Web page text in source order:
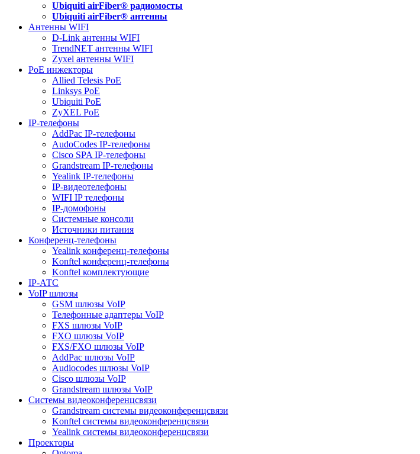
Ubiquiti airFiber® радиомосты
Ubiquiti airFiber® антенны
Антенны WIFI
D-Link антенны WIFI
TrendNET антенны WIFI
Zyxel антенны WIFI
PoE инжекторы
Allied Telesis PoE
Linksys PoE
Ubiquiti PoE
ZyXEL PoE
IP-телефоны
AddPac IP-телефоны
AudoCodes IP-телефоны
Cisco SPA IP-телефоны
Grandstream IP-телефоны
Yealink IP-телефоны
IP-видеотелефоны
WIFI IP телефоны
IP-домофоны
Системные консоли
Источники питания
Конференц-телефоны
Yealink конференц-телефоны
Konftel конференц-телефоны
Konftel комплектующие
IP-АТС
VoIP шлюзы
GSM шлюзы VoIP
Телефонные адаптеры VoIP
FXS шлюзы VoIP
FXO шлюзы VoIP
FXS/FXO шлюзы VoIP
AddPac шлюзы VoIP
Audiocodes шлюзы VoIP
Cisco шлюзы VoIP
Grandstream шлюзы VoIP
Системы видеоконференцсвязи
Grandstream системы видеоконференцсвязи
Konftel системы видеоконференцсвязи
Yealink системы видеоконференцсвязи
Проекторы